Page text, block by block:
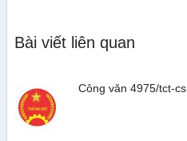
Bài viết liên quan
Công văn 4975/tct-